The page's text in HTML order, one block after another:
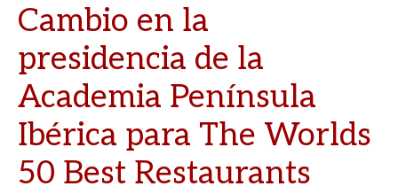
Cambio en la
presidencia de la
Academia Península
Ibérica para The Worlds
50 Best Restaurants